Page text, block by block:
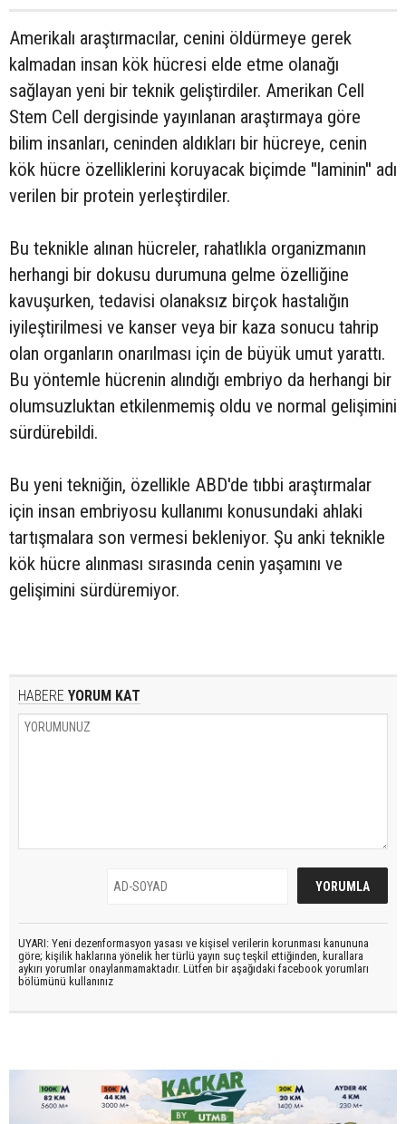
Amerikalı araştırmacılar, cenini öldürmeye gerek
kalmadan insan kök hücresi elde etme olanağı
sağlayan yeni bir teknik geliştirdiler. Amerikan Cell
Stem Cell dergisinde yayınlanan araştırmaya göre
bilim insanları, ceninden aldıkları bir hücreye, cenin
kök hücre özelliklerini koruyacak biçimde ''laminin'' adı
verilen bir protein yerleştirdiler.
Bu teknikle alınan hücreler, rahatlıkla organizmanın
herhangi bir dokusu durumuna gelme özelliğine
kavuşurken, tedavisi olanaksız birçok hastalığın
iyileştirilmesi ve kanser veya bir kaza sonucu tahrip
olan organların onarılması için de büyük umut yarattı.
Bu yöntemle hücrenin alındığı embriyo da herhangi bir
olumsuzluktan etkilenmemiş oldu ve normal gelişimini
sürdürebildi.
Bu yeni tekniğin, özellikle ABD'de tıbbi araştırmalar
için insan embriyosu kullanımı konusundaki ahlaki
tartışmalara son vermesi bekleniyor. Şu anki teknikle
kök hücre alınması sırasında cenin yaşamını ve
gelişimini sürdüremiyor.
HABERE YORUM KAT
UYARI: Yeni dezenformasyon yasası ve kişisel verilerin korunması kanununa
göre; kişilik haklarına yönelik her türlü yayın suç teşkil ettiğinden, kurallara
aykırı yorumlar onaylanmamaktadır. Lütfen bir aşağıdaki facebook yorumları
bölümünü kullanınız